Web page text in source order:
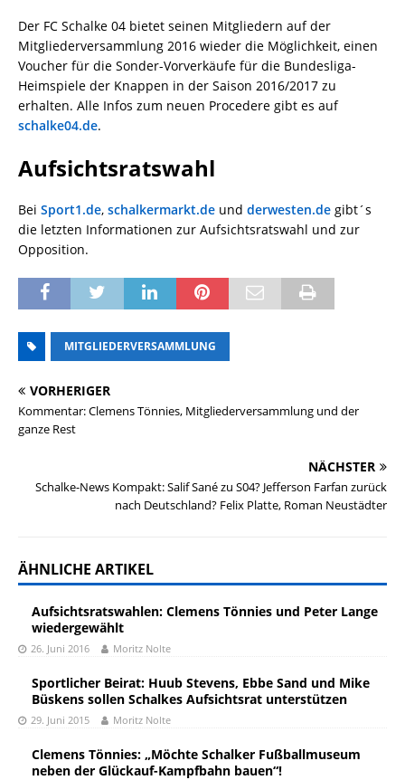
Der FC Schalke 04 bietet seinen Mitgliedern auf der
Mitgliederversammlung 2016 wieder die Möglichkeit, einen
Voucher für die Sonder-Vorverkäufe für die Bundesliga-
Heimspiele der Knappen in der Saison 2016/2017 zu
erhalten. Alle Infos zum neuen Procedere gibt es auf
schalke04.de.
Aufsichtsratswahl
Bei Sport1.de, schalkermarkt.de und derwesten.de gibt´s
die letzten Informationen zur Aufsichtsratswahl und zur
Opposition.
MITGLIEDERVERSAMMLUNG
VORHERIGER
Kommentar: Clemens Tönnies, Mitgliederversammlung und der
ganze Rest
NÄCHSTER
Schalke-News Kompakt: Salif Sané zu S04? Jefferson Farfan zurück
nach Deutschland? Felix Platte, Roman Neustädter
ÄHNLICHE ARTIKEL
Aufsichtsratswahlen: Clemens Tönnies und Peter Lange
wiedergewählt
26. Juni 2016 Moritz Nolte
Sportlicher Beirat: Huub Stevens, Ebbe Sand und Mike
Büskens sollen Schalkes Aufsichtsrat unterstützen
29. Juni 2015 Moritz Nolte
Clemens Tönnies: „Möchte Schalker Fußballmuseum
neben der Glückauf-Kampfbahn bauen“!